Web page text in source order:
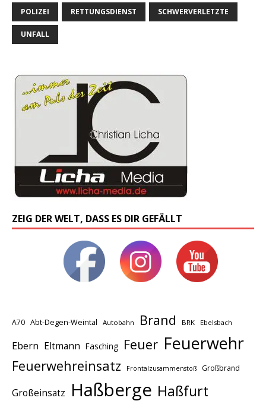
POLIZEI RETTUNGSDIENST SCHWERVERLETZTE
UNFALL
ZEIG DER WELT, DASS ES DIR GEFÄLLT
A70 Abt-Degen-Weintal Autobahn Brand BRK Ebelsbach
Ebern Eltmann Fasching Feuer Feuerwehr
Feuerwehreinsatz Frontalzusammenstoß Großbrand
Großeinsatz Haßberge Haßfurt